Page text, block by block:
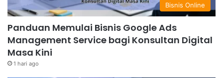
Bisnis Online
Panduan Memulai Bisnis Google Ads
Management Service bagi Konsultan Digital
Masa Kini
1 hari ago